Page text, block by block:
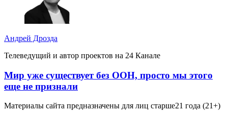
Андрей Дрозда
Телеведущий и автор проектов на 24 Канале
Мир уже существует без ООН, просто мы этого
еще не признали
Материалы сайта предназначены для лиц старше21 года (21+)